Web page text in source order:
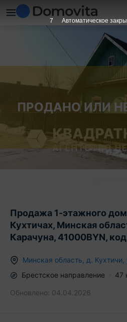
ПРОДАНО ИЛИ
Продажа 1-этажного
Кухтичах, Минская
Карачуна, 41000BYN,
Минская область д. Кухтичи
Брестское направление 47
Обновлено: 04.04.2026
6 Автоматическое